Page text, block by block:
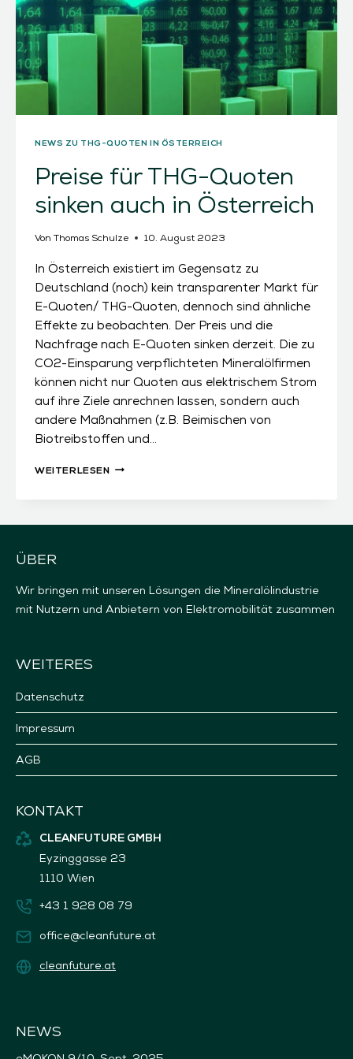
NEWS ZU THG-QUOTEN IN ÖSTERREICH
Preise für THG-Quoten
sinken auch in Österreich
Von Thomas Schulze 10. August 2023
In Österreich existiert im Gegensatz zu
Deutschland (noch) kein transparenter Markt für
E-Quoten/ THG-Quoten, dennoch sind ähnliche
Effekte zu beobachten. Der Preis und die
Nachfrage nach E-Quoten sinken derzeit. Die zu
CO2-Einsparung verpflichteten Mineralölfirmen
können nicht nur Quoten aus elektrischem Strom
auf ihre Ziele anrechnen lassen, sondern auch
andere Maßnahmen (z.B. Beimischen von
Biotreibstoffen und…
WEITERLESENPREISE
QUOTEN
ÜBER
Wir bringen mit unseren Lösungen die Mineralölindustrie
mit Nutzern und Anbietern von Elektromobilität zusammen
WEITERES
Datenschutz
Impressum
AGB
KONTAKT
CLEANFUTURE GMBH
Eyzinggasse 23
1110 Wien
+43 1 928 08 79
office@cleanfuture.at
cleanfuture.at
NEWS